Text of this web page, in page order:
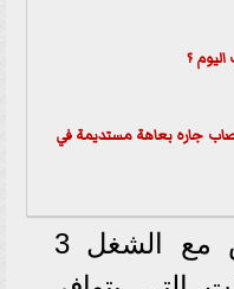
؟
أصاب جاره بعاهة مستديمة في
كما يعاقب بالحبس مع الشغل 3